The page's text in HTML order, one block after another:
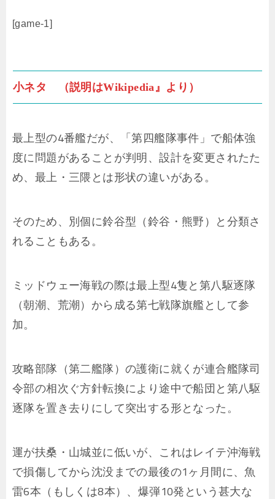
[game-1]
小ネタ （説明はWikipedia』より）
最上型の4番艦だが、「第四艦隊事件」で船体強
度に問題があることが判明、設計を変更されたた
め、最上・三隈とは形状の違いがある。
そのため、別個に鈴谷型（鈴谷・熊野）と分類さ
れることもある。
ミッドウェー海戦の際は最上型4隻と第八駆逐隊
（朝潮、荒潮）から成る第七戦隊旗艦として参
加。
攻略部隊（第二艦隊）の護衛に就くが連合艦隊司
令部の相次ぐ方針転換により途中で船団と第八駆
逐隊を置き去りにして突出する形となった。
運が扶桑・山城並に低いが、これはレイテ沖海戦
で損傷してから沈没までの最後の1ヶ月間に、魚
雷6本（もしくは8本）、爆弾10発という甚大な